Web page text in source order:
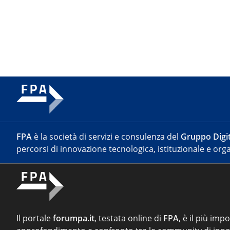
FPA è la società di servizi e consulenza del Gruppo
percorsi di innovazione tecnologica, istituzionale e
Il portaleforumpa.it, testata online di FPA, è il più